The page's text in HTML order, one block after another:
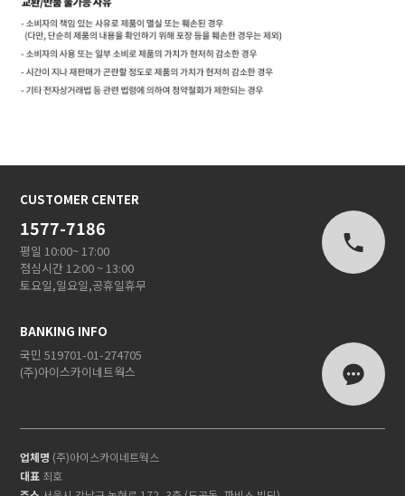
CUSTOMER CENTER
1577-7186
평일 10:00~ 17:00
점심시간 12:00 ~ 13:00
토요일,일요일,공휴일휴무
BANKING INFO
국민 519701-01-274705
(주)아이스카이네트웍스
업체명 (주)아이스카이네트웍스
대표 최호